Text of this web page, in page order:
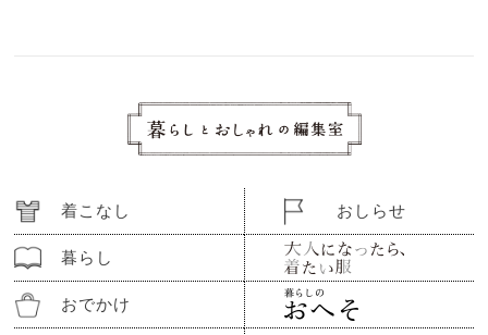
着こなし
暮らし
おでかけ
おしらせ